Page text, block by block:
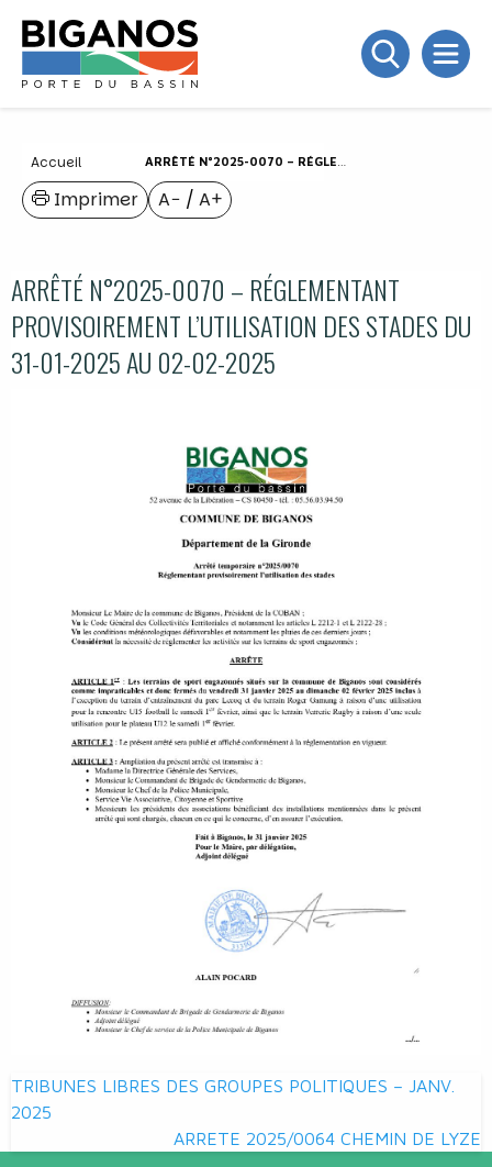
Accueil ARRÊTÉ N°2025-0070 – RÉGLEMENTANT PROVISOIREMENT L’UTILISATION DES STADES DU 31-01-2025 AU 02-02-2025
A− / A+
Imprimer
ARRÊTÉ N°2025-0070 – RÉGLEMENTANT
PROVISOIREMENT L’UTILISATION DES STADES DU
31-01-2025 AU 02-02-2025
Navigation
de
l’article
TRIBUNES LIBRES DES GROUPES POLITIQUES – JANV.
2025
ARRETE 2025/0064 CHEMIN DE LYZE